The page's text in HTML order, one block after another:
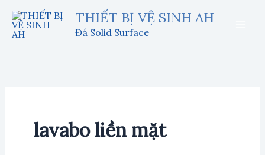
nội
THIẾT BỊ VỆ SINH AH
Đá Solid Surface
lavabo liền mặt